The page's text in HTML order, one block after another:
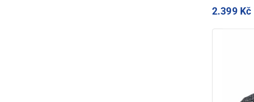
2.399 Kč